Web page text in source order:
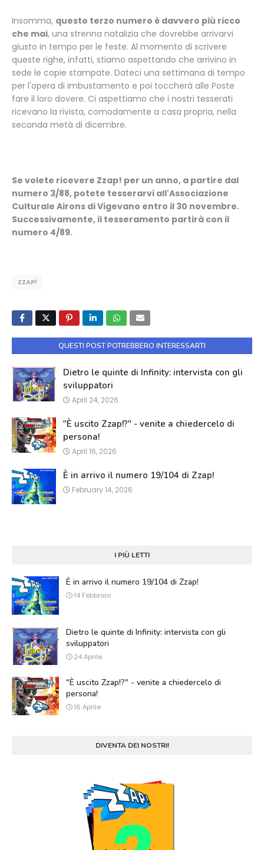
Insomma, questo terzo numero è davvero più ricco
che mai, una strenna natalizia che dovrebbe arrivarvi
giusto in tempo per le feste. Al momento di scrivere
queste righe, infatti, stiamo aspettando che arrivino in
sede le copie stampate. Dateci una settimana di tempo
per l'opera di imbustamento e poi toccherà alle Poste
fare il loro dovere. Ci aspettiamo che i nostri tesserati
ricevano la rivista, comodamente a casa propria, nella
seconda metà di dicembre.
Se volete ricevere Zzap! per un anno, a partire dal
numero 3/88, potete tesserarvi all'Associazione
Culturale Airons di Vigevano entro il 30 novembre.
Successivamente, il tesseramento partirà con il
numero 4/89.
ZZAP!
QUESTI POST POTREBBERO INTERESSARTI
Dietro le quinte di Infinity: intervista con gli
sviluppatori
April 24, 2026
"È uscito Zzap!?" - venite a chiedercelo di
persona!
April 16, 2026
È in arrivo il numero 19/104 di Zzap!
February 14, 2026
I PIÙ LETTI
È in arrivo il numero 19/104 di Zzap!
14 Febbraio
Dietro le quinte di Infinity: intervista con gli
sviluppatori
24 Aprile
"È uscito Zzap!?" - venite a chiedercelo di
persona!
16 Aprile
DIVENTA DEI NOSTRI!